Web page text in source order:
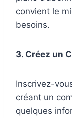
convient le
besoins.
3. Créez un
Inscrivez-
créant un
quelques